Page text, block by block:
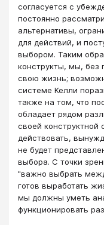
согласуется с
постоянно
альтернативы,
для действий, и
выбором. Таким
конструкты, мы, без
свою жизнь;
системе Келли
также на том, что
обладает рядом
своей конструктной
действовать,
не будет
выбора. С точки
"важно выбрать
готов выработать
мы должны уметь
функционировать